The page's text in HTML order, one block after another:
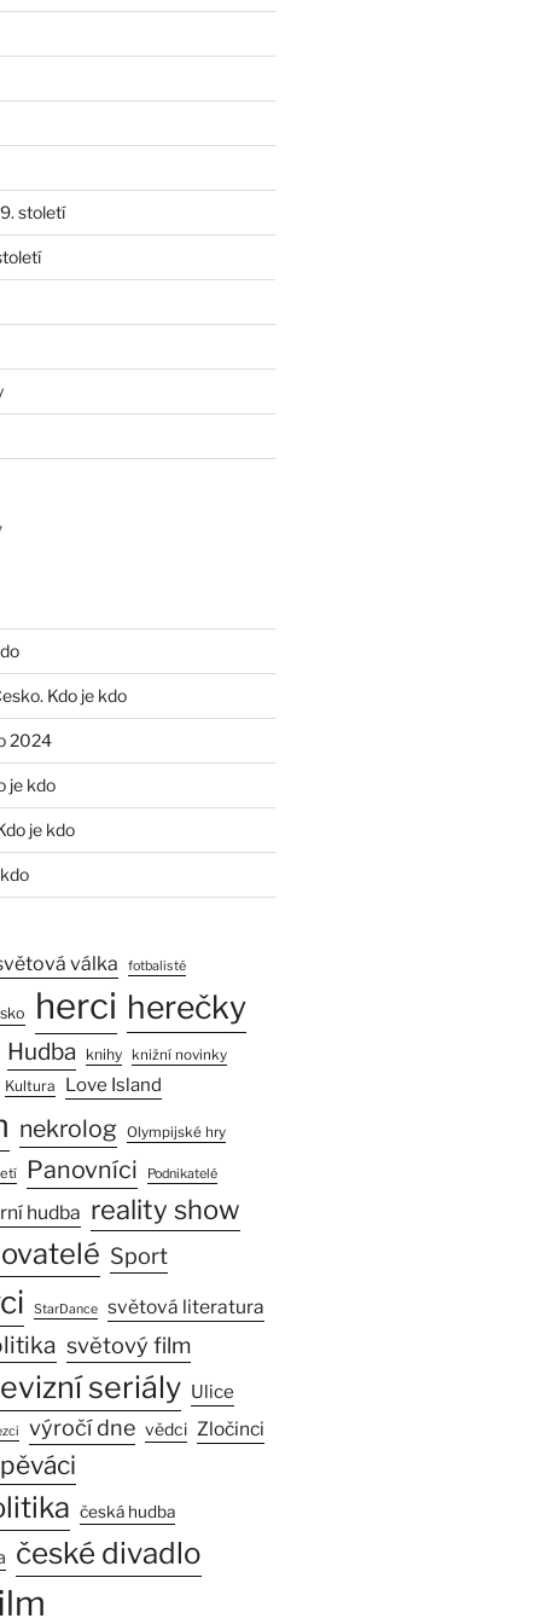
století
Kdo je kdo
2024
je kdo
je kdo
válka fotbalisté
herci herečky
Hudba knihy knižní novinky
Kultura Love Island
nekrolog Olympijské hry
Panovníci Podnikatelé
hudba reality show
Sport
StarDance světová literatura
světový film
seriály Ulice
výročí dne vědci Zločinci
česká hudba
české divadlo